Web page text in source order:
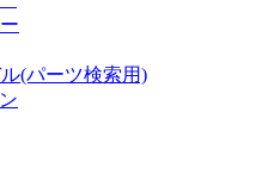
(パーツ検索用)